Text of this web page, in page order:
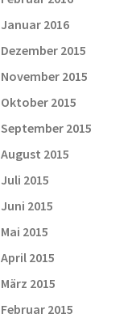
Januar 2016
Dezember 2015
November 2015
Oktober 2015
September 2015
August 2015
Juli 2015
Juni 2015
Mai 2015
April 2015
März 2015
Februar 2015